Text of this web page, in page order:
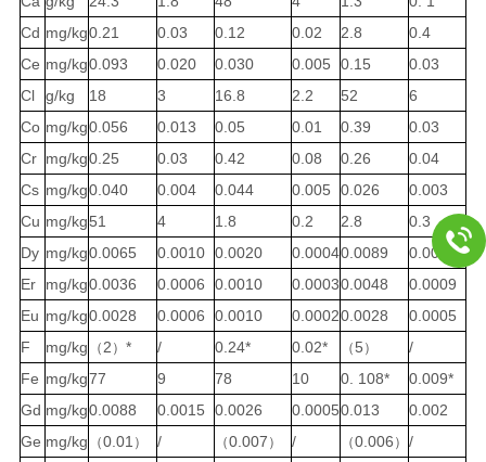
Cd mg/kg0.21 0.03 0.12 0.02 2.8
0.4
Ce mg/kg0.093 0.020 0.030 0.005 0.15
0.03
Cl
g/kg 18 3 16.8 2.2 52
6
Co mg/kg0.056 0.013 0.05 0.01 0.39
0.03
Cr mg/kg0.25 0.03 0.42 0.08 0.26
0.04
Cs mg/kg0.040 0.004 0.044 0.005 0.026
0.003
Cu mg/kg51 4 1.8 0.2 2.8
0.3
Dy mg/kg0.0065 0.0010 0.0020 0.00040.0089
0.0013
Er
mg/kg0.0036 0.0006 0.0010 0.00030.0048
0.0009
Eu mg/kg0.0028 0.0006 0.0010 0.00020.0028
0.0005
F
mg/kg （ 2 ） * / 0.24* 0.02* （5 ）
/
Fe mg/kg77 9 78 10 0. 108*
0.009*
Gd mg/kg0.0088 0.0015 0.0026 0.00050.013
0.002
Ge mg/kg （0.01 ） / （0.007 ） / （0.006 ） /